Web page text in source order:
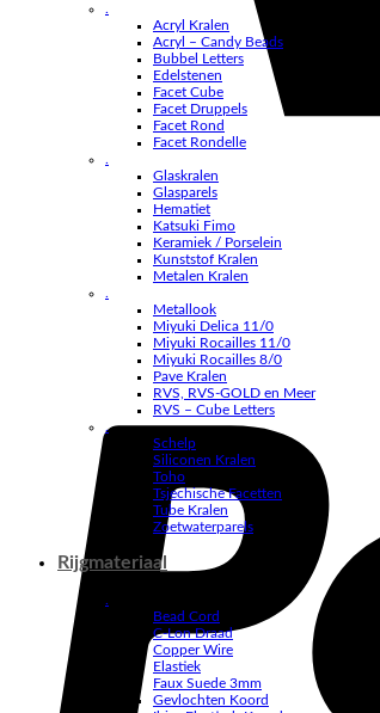
.
Acryl Kralen
Acryl – Candy Beads
Bubbel Letters
Edelstenen
Facet Cube
Facet Druppels
Facet Rond
Facet Rondelle
.
Glaskralen
Glasparels
Hematiet
Katsuki Fimo
Keramiek / Porselein
Kunststof Kralen
Metalen Kralen
.
Metallook
Miyuki Delica 11/0
Miyuki Rocailles 11/0
Miyuki Rocailles 8/0
Pave Kralen
RVS, RVS-GOLD en Meer
RVS – Cube Letters
.
Schelp
Siliconen Kralen
Toho
Tsjechische Facetten
Tube Kralen
Zoetwaterparels
Rijgmateriaal
.
Bead Cord
C-Lon Draad
Copper Wire
Elastiek
Faux Suede 3mm
Gevlochten Koord